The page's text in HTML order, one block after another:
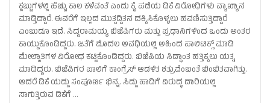
ಕ್ಲಬ್ಬುಗಳಲ್ಲಿ ಹೆಚ್ಚು ಕಾಲ ಕಳೆವಂತೆ ಎಂದು ಕೈ ಪಡೆಯ ಡಿಕೆ ವಿರೋಧಿಗಳು ವ್ಯಾಖ್ಯಾನ
ಮಾಡ್ತಿದ್ದಾರೆ. ಈವರೆಗೆ ಇಲ್ಲದ ಮುತ್ಸದ್ದಿತನ ದಕ್ಕಿಸಿಕೊಳ್ಳಲು ಹವಣಿಸುತ್ತಿದ್ದಾರೆ
ಎಂಬುದೂ ಇದೆ. ಸಿದ್ದರಾಮಯ್ಯ ಬಿಜೆಪಿಗರು ಮತ್ತು ಪ್ರಧಾನಿಗಳಿಂದ ಒಂದು ಅಂತರ
ಕಾಯ್ದುಕೊಂಡಿದ್ದರು. ಜತೆಗೆ ಮೊದಲ ಅವಧಿಯಲ್ಲಿ ಅಹಿಂದ ಪಾಲಿಟಿಕ್ಸ್‌ ಮಾಡಿ
ಮೇಲ್ಜಾತಿಗಳ ವಿರೋಧ ಕಟ್ಟಿಕೊಂಡಿದ್ದರು. ಬಿಜೆಪಿಯ ಸಿದ್ಧಾಂತ ಹತ್ತಿಕ್ಕಲು ಯತ್ನ
ಮಾಡಿದ್ದರು. ಬಿಜೆಪಿಗರ ಪಾಲಿಗೆ ಕಾಂಗ್ರೆಸ್‌ ಆಡಳಿತ ಶತ್ರುವೆಂಬಂತೆ ಬಿಂಬಿತವಾಗಿತ್ತು.
ಆದರೆ ಡಿಕೆ ಯದ್ದು ಸಂಪೂರ್ಣ ಭಿನ್ನ. ಸಿದ್ದು ಹಾದಿಗೆ ವಿರುದ್ಧ ದಾರಿಯಲ್ಲಿ
ಸಾಗುತ್ತಿರುವ ಡಿಕೆಗೆ …